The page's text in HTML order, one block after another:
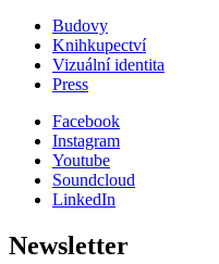
Budovy
Knihkupectví
Vizuální identita
Press
Facebook
Instagram
Youtube
Soundcloud
LinkedIn
Newsletter